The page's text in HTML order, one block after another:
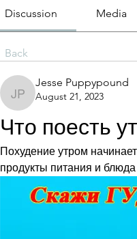
Discussion Media
Back
Jesse Puppypound
Jesse Puppypound
August 21, 2023
Что поесть
Похудение утром
продукты питания и